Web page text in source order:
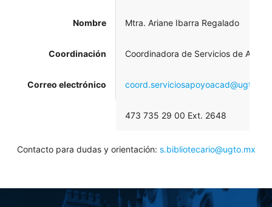
Nombre
Coordinación
Correo electrónico
Mtra. Ariane Ibarra Regalado
Coordinadora de Servicios de
coord.serviciosapoyoacad@ugto.mx
473 735 29 00 Ext. 2648
Contacto para dudas y orientación: s.bibliotecario@ugto.mx